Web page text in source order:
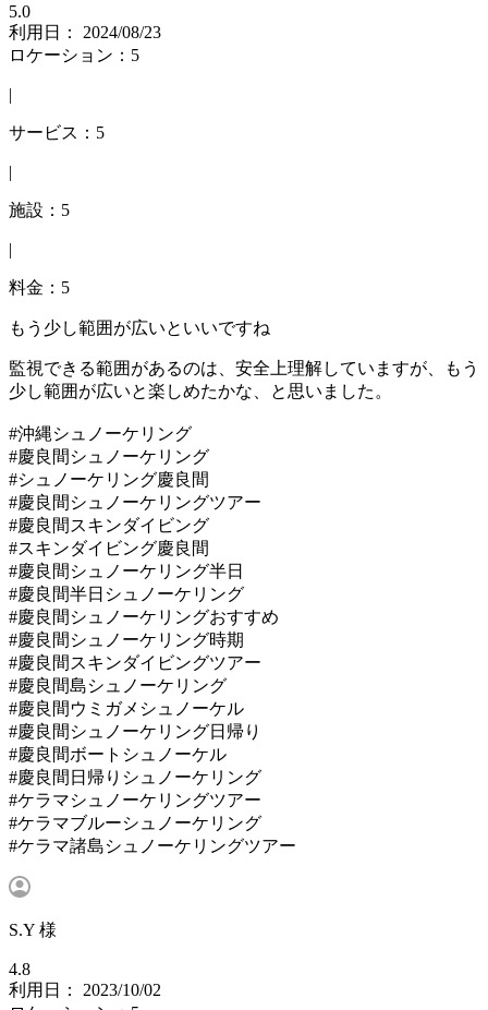
5.0
利用日： 2024/08/23
ロケーション：5
|
サービス：5
|
施設：5
|
料金：5
もう少し範囲が広いといいですね
監視できる範囲があるのは、安全上理解していますが、もう
少し範囲が広いと楽しめたかな、と思いました。
#沖縄シュノーケリング
#慶良間シュノーケリング
#シュノーケリング慶良間
#慶良間シュノーケリングツアー
#慶良間スキンダイビング
#スキンダイビング慶良間
#慶良間シュノーケリング半日
#慶良間半日シュノーケリング
#慶良間シュノーケリングおすすめ
#慶良間シュノーケリング時期
#慶良間スキンダイビングツアー
#慶良間島シュノーケリング
#慶良間ウミガメシュノーケル
#慶良間シュノーケリング日帰り
#慶良間ボートシュノーケル
#慶良間日帰りシュノーケリング
#ケラマシュノーケリングツアー
#ケラマブルーシュノーケリング
#ケラマ諸島シュノーケリングツアー
S.Y 様
4.8
利用日： 2023/10/02